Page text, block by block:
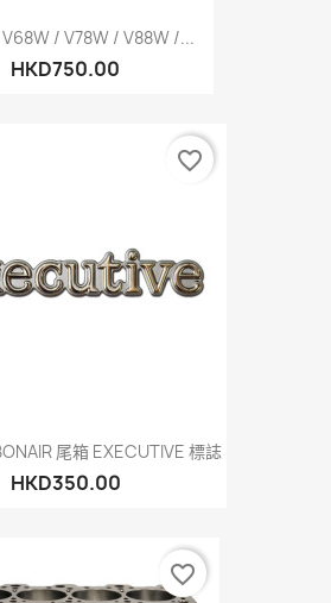
V68W / V78W / V88W /...
HKD750.00
尾箱 EXECUTIVE 標誌
HKD350.00
favorite_border
favorite_border